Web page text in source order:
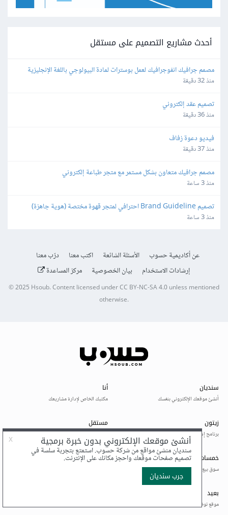
أحدث مشاريع التصميم على مستقل
بطريقة كرياتيف
منذ 32 دقيقة
تصميم عقد إلكتروني
منذ 36 دقيقة
فيديو دعوة زفاف
منذ 37 دقيقة
مصمم جرافيك متعاون بشكل مستمر مع متجر طباعة إلكتروني
منذ 3 ساعة
تصميم Brand Guideline احترافي لمتجر قهوة مختصة (هوية جاهزة)
منذ 3 ساعة
عن أكاديمية حسوب الأسئلة الشائعة اكتب معنا
درّب معنا
إرشادات الاستخدام
بيان الخصوصية مركز المساعدة
© 2025 Hsoub.Content licensed underCC BY-NC-SA 4.0unless mentioned
otherwise.